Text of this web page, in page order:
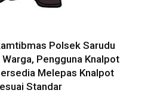
Polsek Sarudu
Warga, Pengguna Knalpot
Melepas Knalpot
Standar